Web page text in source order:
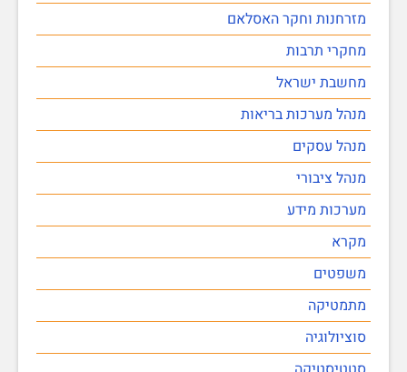
מזרחנות וחקר האסלאם
מחקרי תרבות
מחשבת ישראל
מנהל מערכות בריאות
מנהל עסקים
מנהל ציבורי
מערכות מידע
מקרא
משפטים
מתמטיקה
סוציולוגיה